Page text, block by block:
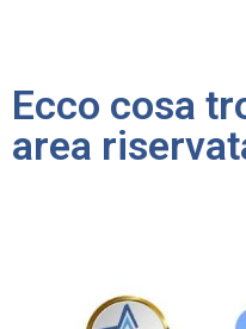
Ecco cosa
area